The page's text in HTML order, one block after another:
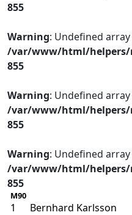
855
Warning: Undefined
/var/www/html/helpers/
855
Warning: Undefined
/var/www/html/helpers/
855
Warning: Undefined
/var/www/html/helpers/
855
M90
1 Bernhard Karlsson